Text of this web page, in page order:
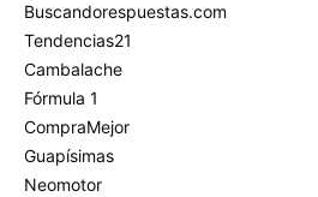
Buscandorespuestas.com
Tendencias21
Cambalache
Fórmula 1
CompraMejor
Guapísimas
Neomotor